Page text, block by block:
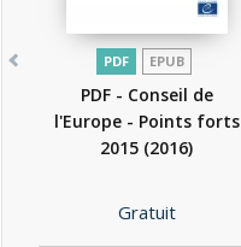
PDF EPUB
PDF - Conseil de
l'Europe - Points forts
2015 (2016)
Prix
Gratuit